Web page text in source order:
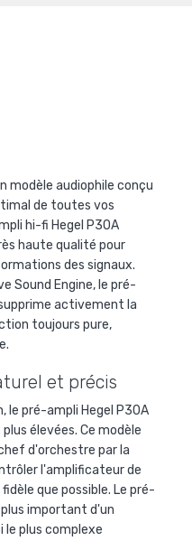
modèle audiophile conçu
de toutes vos
hi-fi Hegel P30A
haute qualité pour
des signaux.
Sound Engine, le pré-
activement la
toujours pure,
et précis
le pré-ampli Hegel P30A
élevées. Ce modèle
d'orchestre par la
l'amplificateur de
que possible. Le pré-
important d'un
le plus complexe